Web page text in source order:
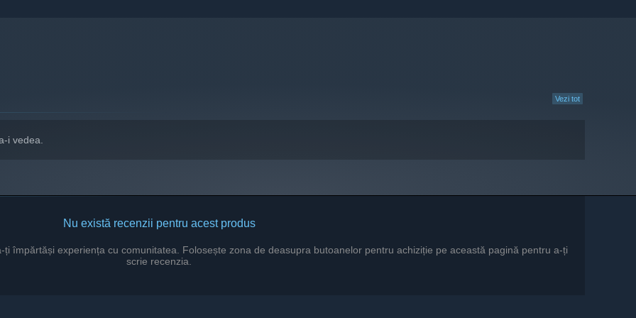
Vezi tot
i vedea.
Nu există recenzii pentru acest produs
împărtăși experiența cu comunitatea. Folosește zona de deasupra butoanelor pentru achiziție pe această pagină pentru a-ți
scrie recenzia.